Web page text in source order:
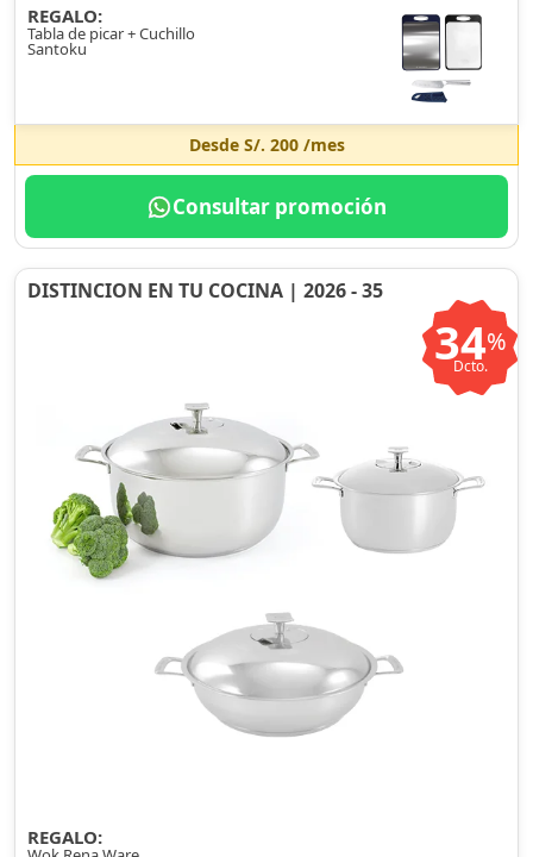
REGALO:
Tabla de picar + Cuchillo
Santoku
Desde S/. 200/mes
Consultar promoción
DISTINCION EN TU COCINA | 2026 - 35
34%
Dcto.
REGALO: